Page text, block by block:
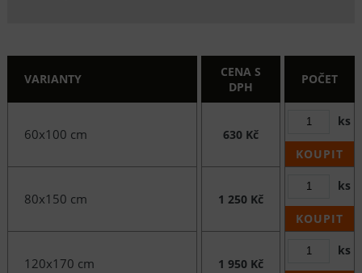
VARIANTY
CENA S
DPH
POČET
60x100 cm 630 Kč
ks
KOUPIT
80x150 cm 1 250 Kč
ks
KOUPIT
120x170 cm 1 950 Kč
ks